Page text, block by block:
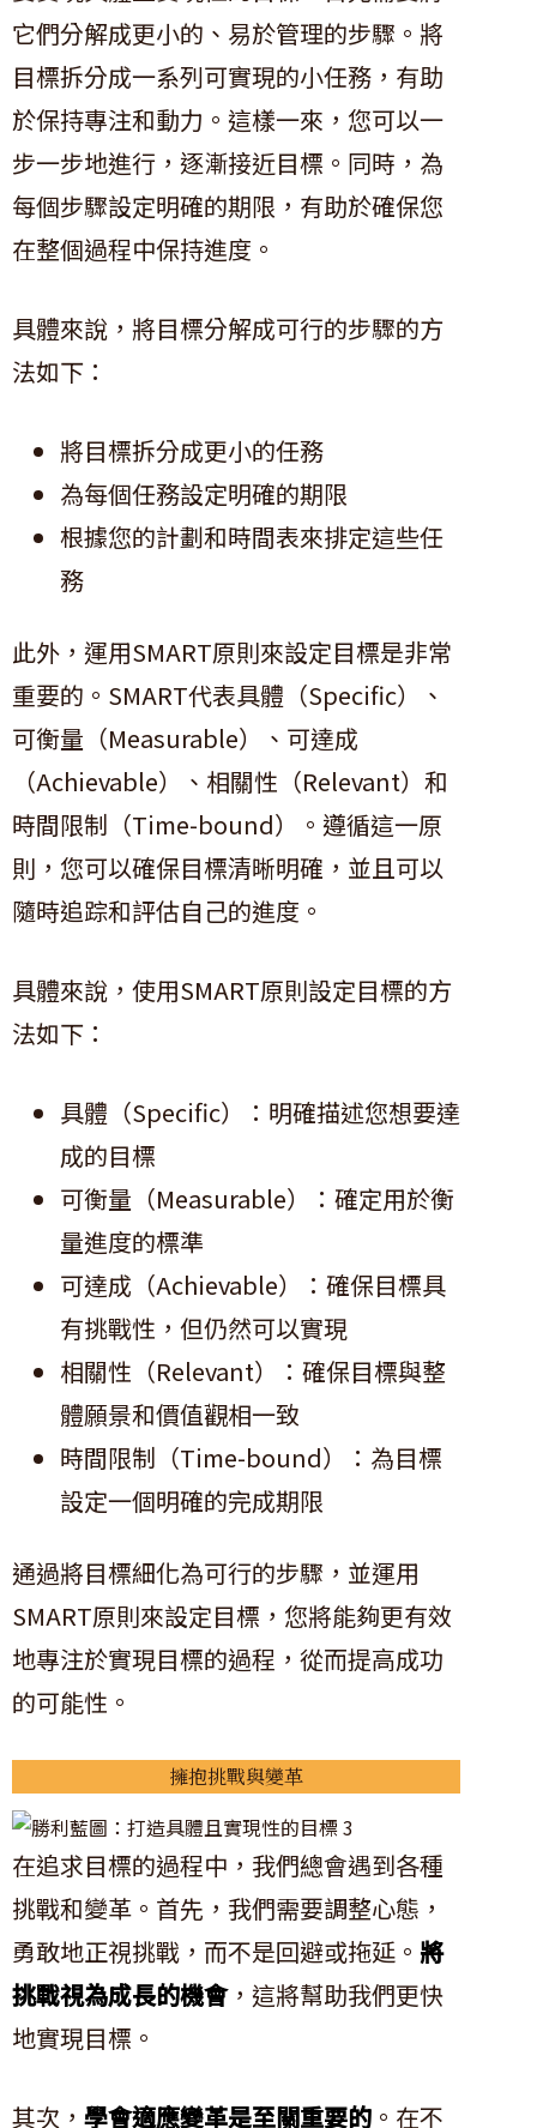
它們分解成更小的、易於管理的步驟。將
目標拆分成一系列可實現的小任務，有助
於保持專注和動力。這樣一來，您可以一
步一步地進行，逐漸接近目標。同時，為
每個步驟設定明確的期限，有助於確保您
在整個過程中保持進度。
具體來說，將目標分解成可行的步驟的方
法如下：
將目標拆分成更小的任務
為每個任務設定明確的期限
根據您的計劃和時間表來排定這些任
務
此外，運用SMART原則來設定目標是非常
重要的。SMART代表具體（Specific）、
可衡量（Measurable）、可達成
（Achievable）、相關性（Relevant）和
時間限制（Time-bound）。遵循這一原
則，您可以確保目標清晰明確，並且可以
隨時追踪和評估自己的進度。
具體來說，使用SMART原則設定目標的方
法如下：
具體（Specific）：明確描述您想要達
成的目標
可衡量（Measurable）：確定用於衡
量進度的標準
可達成（Achievable）：確保目標具
有挑戰性，但仍然可以實現
相關性（Relevant）：確保目標與整
體願景和價值觀相一致
時間限制（Time-bound）：為目標
設定一個明確的完成期限
通過將目標細化為可行的步驟，並運用
SMART原則來設定目標，您將能夠更有效
地專注於實現目標的過程，從而提高成功
的可能性。
擁抱挑戰與變革
在追求目標的過程中，我們總會遇到各種
挑戰和變革。首先，我們需要調整心態，
勇敢地正視挑戰，而不是回避或拖延。 將
挑戰視為成長的機會，這將幫助我們更快
地實現目標。
其次， 學會適應變革是至關重要的 。在不